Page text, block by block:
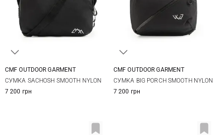
CMF OUTDOOR GARMENT
СУМКА SACHOSH SMOOTH NYLON
7 200 грн
CMF OUTDOOR GARMENT
СУМКА BIG PORCH SMOOTH NYLON
7 200 грн